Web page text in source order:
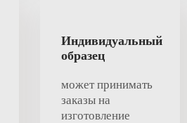
Индивидуальный
образец
может принимать
заказы на
изготовление